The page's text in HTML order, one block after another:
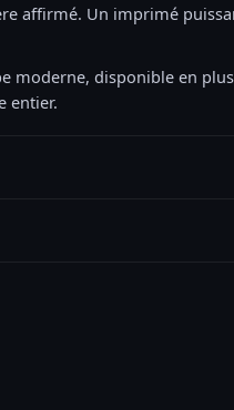
affirmé. Un imprimé
moderne, disponible en
entier.